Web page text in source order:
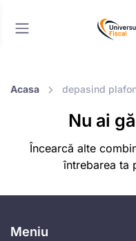
Acasa depasind
Nu ai
Încearcă alte
întrebarea ta
Meniu